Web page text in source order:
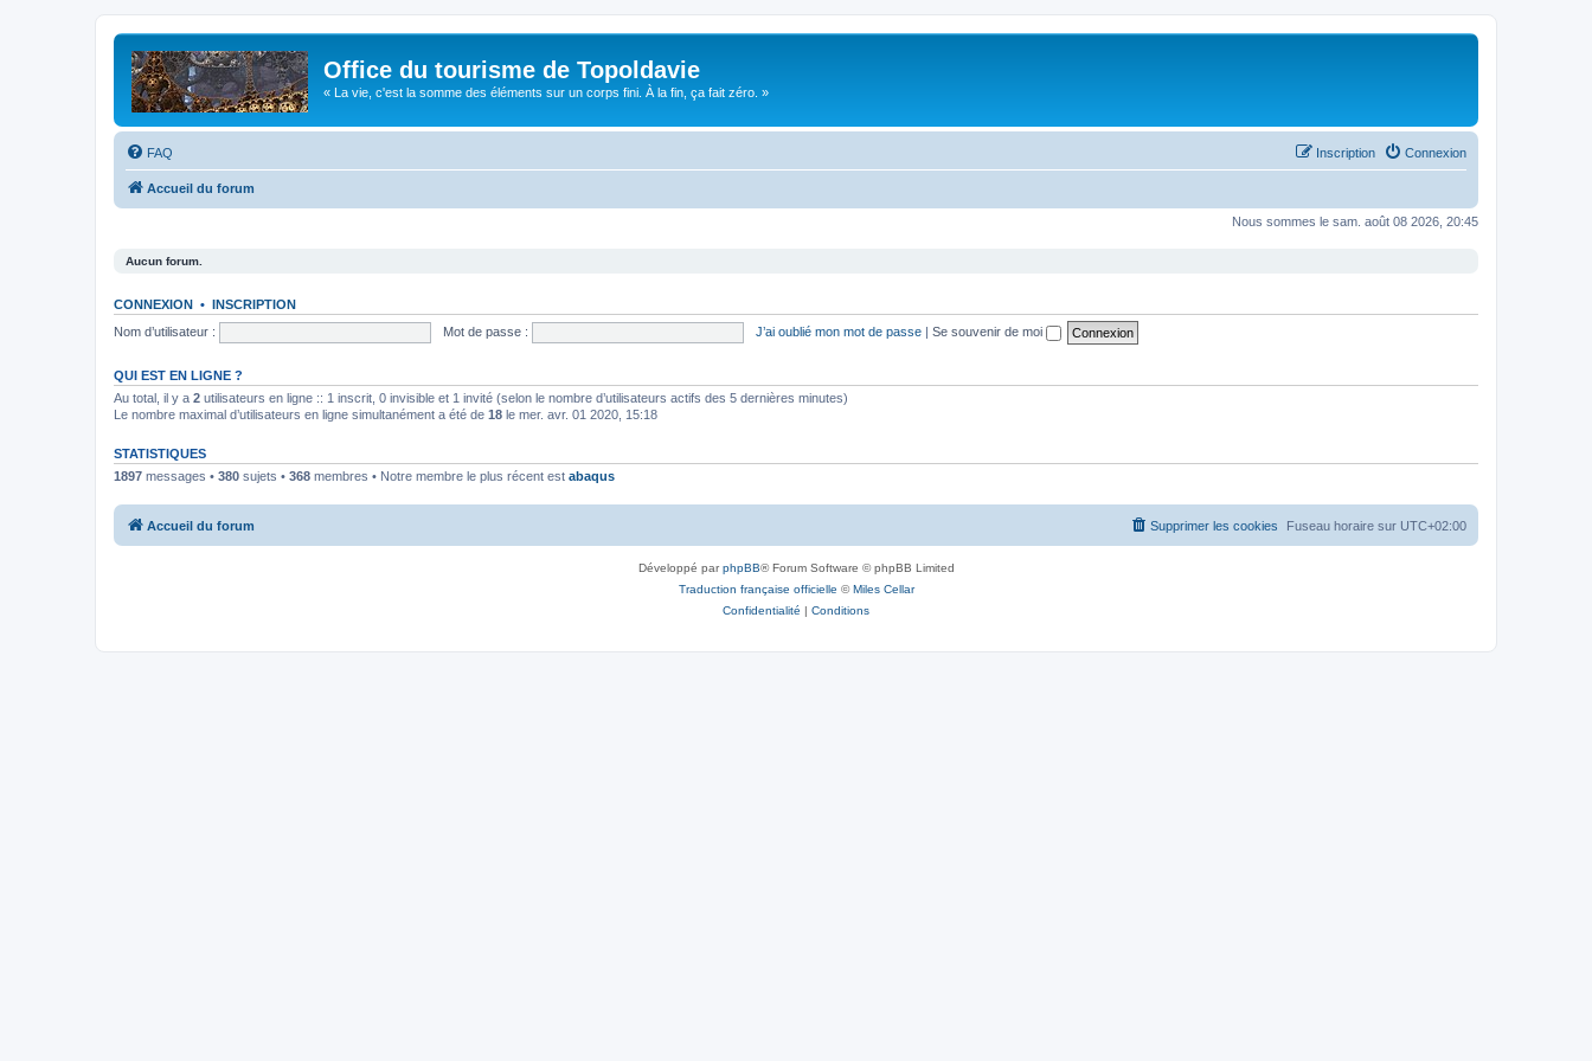
Office du tourisme de Topoldavie
« La vie, c'est la somme des éléments sur un corps fini. À la fin, ça fait zéro. »
FAQ Connexion
Inscription
Accueil du forum
Nous sommes le sam. août 08 2026, 20:45
Aucun forum.
CONNEXION • INSCRIPTION
Nom d’utilisateur :
Mot de passe : J’ai oublié mon mot de passe | Se souvenir de moi
QUI EST EN LIGNE ?
Au total, il y a 2 utilisateurs en ligne :: 1 inscrit, 0 invisible et 1 invité (selon le nombre d’utilisateurs actifs des 5 dernières minutes)
Le nombre maximal d’utilisateurs en ligne simultanément a été de 18 le mer. avr. 01 2020, 15:18
STATISTIQUES
1897 messages • 380 sujets • 368 membres • Notre membre le plus récent est abaqus
Accueil du forum Fuseau horaire sur UTC+02:00
Supprimer les cookies
Développé parphpBB® Forum Software © phpBB Limited
Traduction française officielle ©Miles Cellar
Confidentialité | Conditions